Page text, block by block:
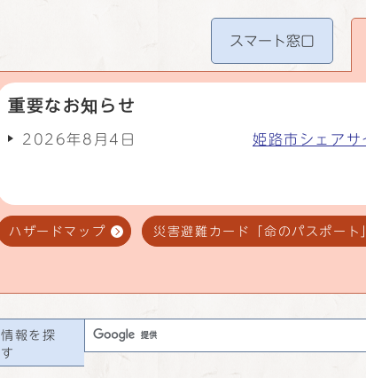
スマート窓口
重要なお知らせ
2026年8月4日 姫路市シェアサ
ハザードマップ 災害避難カード「命のパスポート
情報を探
す